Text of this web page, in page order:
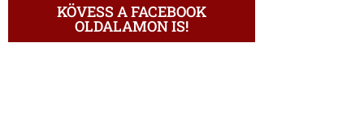
KÖVESS A FACEBOOK
OLDALAMON IS!